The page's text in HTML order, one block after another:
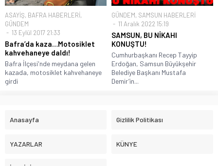
ASAYİŞ, BAFRA HABERLERİ,
GÜNDEM
13 Eylül 2017 21:33
Bafra’da kaza…Motosiklet
kahvehaneye daldı!
Bafra İlçesi'nde meydana gelen
kazada, motosiklet kahvehaneye
girdi
GÜNDEM, SAMSUN HABERLERİ
11 Aralık 2022 15:19
SAMSUN, BU NİKAHI
KONUŞTU!
Cumhurbaşkanı Recep Tayyip
Erdoğan, Samsun Büyükşehir
Belediye Başkanı Mustafa
Demir’in...
Anasayfa Gizlilik Politikası
YAZARLAR KÜNYE